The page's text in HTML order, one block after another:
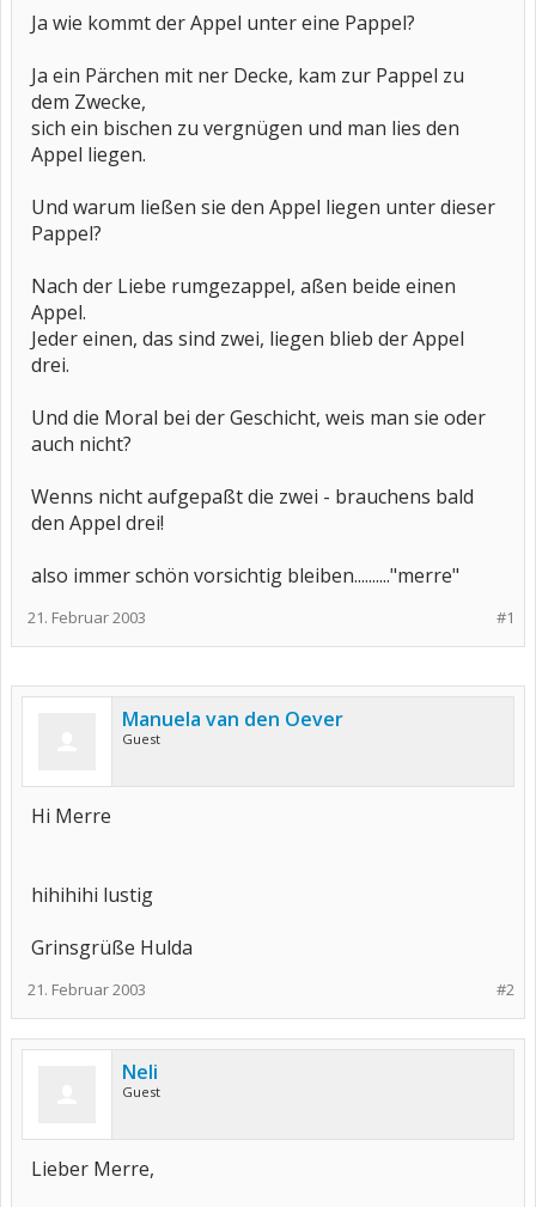
Ja wie kommt der Appel unter eine Pappel?
Ja ein Pärchen mit ner Decke, kam zur Pappel zu
dem Zwecke,
sich ein bischen zu vergnügen und man lies den
Appel liegen.
Und warum ließen sie den Appel liegen unter dieser
Pappel?
Nach der Liebe rumgezappel, aßen beide einen
Appel.
Jeder einen, das sind zwei, liegen blieb der Appel
drei.
Und die Moral bei der Geschicht, weis man sie oder
auch nicht?
Wenns nicht aufgepaßt die zwei - brauchens bald
den Appel drei!
also immer schön vorsichtig bleiben.........."merre"
#1
21. Februar 2003
Manuela van den Oever
Guest
Hi Merre
hihihihi lustig
Grinsgrüße Hulda
#2
21. Februar 2003
Neli
Guest
Lieber Merre,